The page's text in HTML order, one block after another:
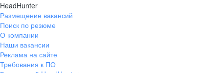
Екатеринбург
ул. Боевых Дружин, стр. 20,
+7 343 226-79-99
pr@ural.hh.ru
HeadHunter
Размещение вакансий
Поиск по резюме
О компании
Наши вакансии
Реклама на сайте
Требования к ПО